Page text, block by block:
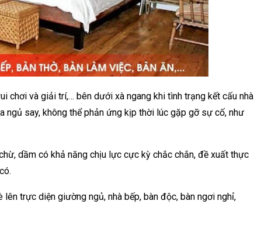
chơi và giải trí,… bên dưới xà ngang khi tình trạng kết cấu nhà
ngủ say, không thể phản ứng kịp thời lúc gặp gỡ sự cố, như
dầm có khả năng chịu lực cực kỳ chắc chắn, đề xuất thực
trực diện giường ngủ, nhà bếp, bàn độc, bàn ngơi nghỉ,